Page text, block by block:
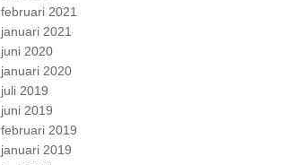
februari 2021
januari 2021
juni 2020
januari 2020
juli 2019
juni 2019
februari 2019
januari 2019